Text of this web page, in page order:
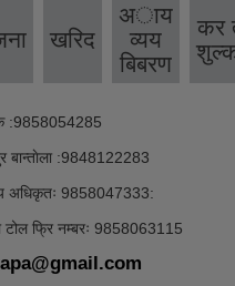
खरिद
अाय
व्यय
बिबरण
कर
:9858054285
बान्ताेला :9848122283
अधिकृतः 9858047333:
टोल फ्रि नम्बरः 9858063115